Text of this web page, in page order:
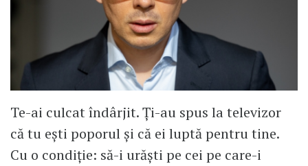
Te-ai culcat îndârjit. Ți-au spus la televizor
că tu ești poporul și că ei luptă pentru tine.
Cu o condiție: să-i urăști pe cei pe care-i